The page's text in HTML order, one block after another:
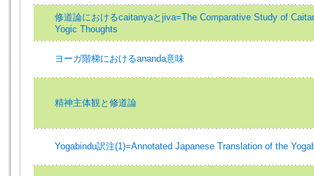
修道論におけるcaitanyaとjiva=The Comparative Study of
Yogic Thoughts
ヨーガ階梯におけるananda意味
精神主体観と修道論
Yogabindu訳注(1)=Annotated Japanese Translation of the